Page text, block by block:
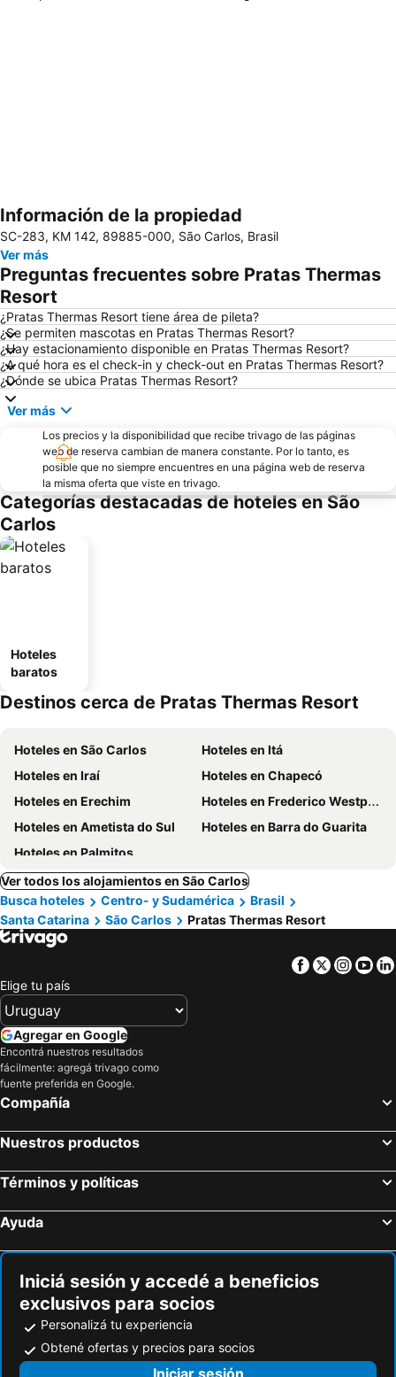
Ampliar mapa
Información de la propiedad
SC-283, KM 142, 89885-000, São Carlos, Brasil
Ver más
Preguntas frecuentes sobre Pratas Thermas
Resort
¿Pratas Thermas Resort tiene área de pileta?
¿Se permiten mascotas en Pratas Thermas Resort?
¿Hay estacionamiento disponible en Pratas Thermas Resort?
¿A qué hora es el check-in y check-out en Pratas Thermas Resort?
¿Dónde se ubica Pratas Thermas Resort?
Ver más
Los precios y la disponibilidad que recibe trivago de las páginas
web de reserva cambian de manera constante. Por lo tanto, es
posible que no siempre encuentres en una página web de reserva
la misma oferta que viste en trivago.
Categorías destacadas de hoteles en São
Carlos
Hoteles
baratos
Destinos cerca de Pratas Thermas Resort
Hoteles en São Carlos
Hoteles en Itá
Hoteles en Iraí
Hoteles en Chapecó
Hoteles en Erechim
Hoteles en Frederico Westphalen
Hoteles en Ametista do Sul
Hoteles en Barra do Guarita
Hoteles en Palmitos
Ver todos los alojamientos en São Carlos
Busca hoteles
Centro- y Sudamérica
Brasil
Santa Catarina
São Carlos Pratas Thermas Resort
Facebook
Twitter
Elige tu país
Agregar en Google
Encontrá nuestros resultados
fácilmente: agregá trivago como
fuente preferida en Google.
Compañía
Nuestros productos
Términos y políticas
Ayuda
Iniciá sesión y accedé a beneficios
exclusivos para socios
Personalizá tu experiencia
Obtené ofertas y precios para socios